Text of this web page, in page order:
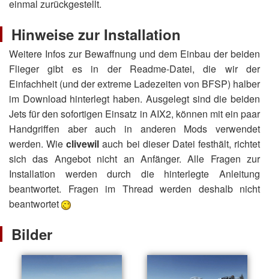
einmal zurückgestellt.
Hinweise zur Installation
Weitere Infos zur Bewaffnung und dem Einbau der beiden
Flieger gibt es in der Readme-Datei, die wir der
Einfachheit (und der extreme Ladezeiten von BFSP) halber
im Download hinterlegt haben. Ausgelegt sind die beiden
Jets für den sofortigen Einsatz in AIX2, können mit ein paar
Handgriffen aber auch in anderen Mods verwendet
werden. Wieclivewil auch bei dieser Datei festhält, richtet
sich das Angebot nicht an Anfänger. Alle Fragen zur
Installation werden durch die hinterlegte Anleitung
beantwortet. Fragen im Thread werden deshalb nicht
beantwortet
Bilder